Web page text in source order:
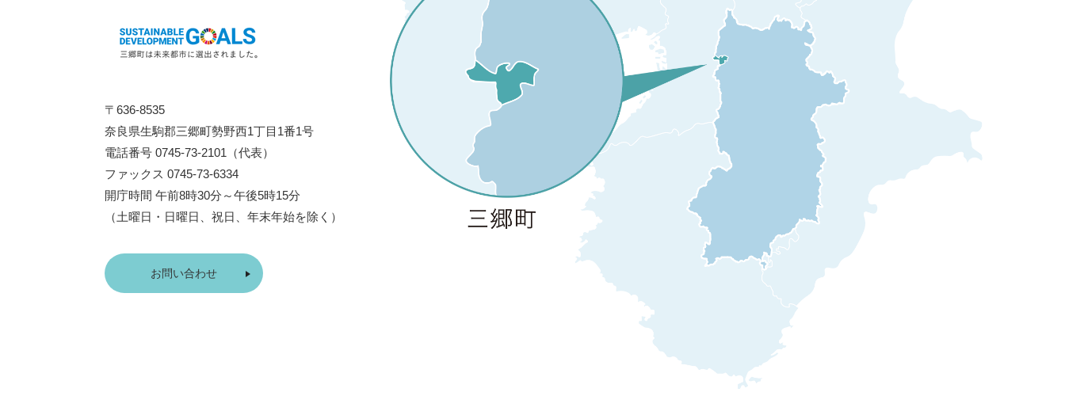
〒636-8535
奈良県生駒郡三郷町勢野西1丁目1番1号
電話番号 0745-73-2101（代表）
ファックス 0745-73-6334
開庁時間 午前8時30分～午後5時15分
（土曜日・日曜日、祝日、年末年始を除く）
お問い合わせ